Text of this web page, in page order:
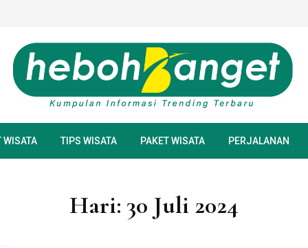
WISATA‎ TIPS WISATA PAKET WISATA PERJALANAN
Hari: 30 Juli 2024